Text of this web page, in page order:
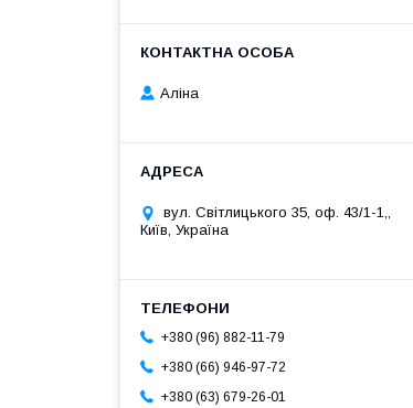
Аліна
вул. Світлицького 35, оф. 43/1-1,,
Київ, Україна
+380 (96) 882-11-79
+380 (66) 946-97-72
+380 (63) 679-26-01